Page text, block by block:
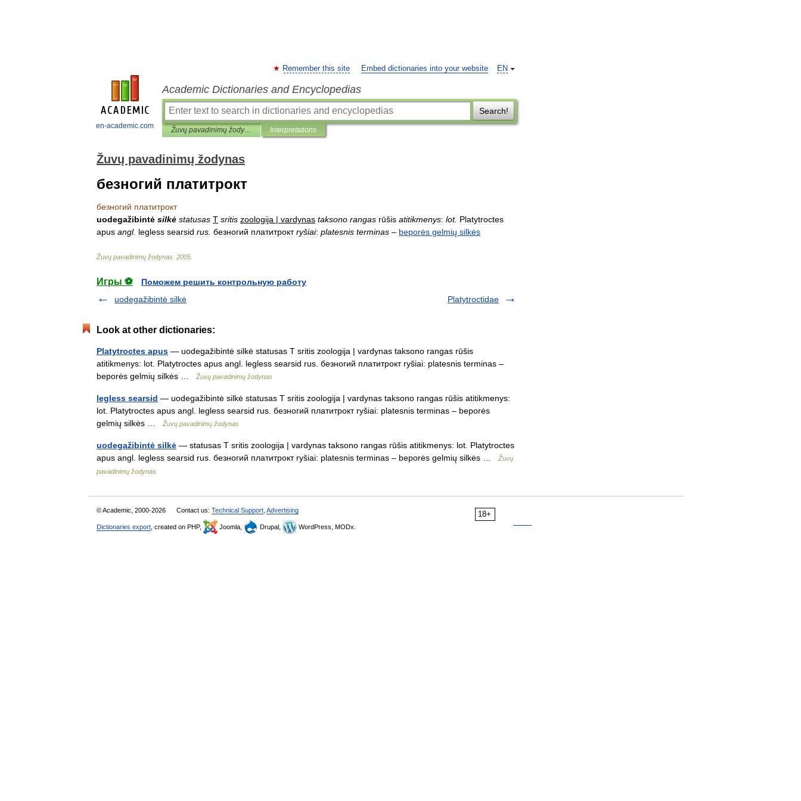
en-academic.com
EN
Remember this site Embed dictionaries into your website
Academic Dictionaries and Encyclopedias
Search!
Žuvų pavadinimų žodynas Interpretations
Žuvų pavadinimų žodynas
безногий платитрокт
безногий платитрокт
uodegažibintė silkė statusas T sritis zoologija | vardynas taksono rangas rūšis atitikmenys: lot. Platytroctes
apus angl. legless searsid rus безногий платитрокт ryšiai: platesnis terminas – beporės gelmių silkės
Žuvų pavadinimų žodynas 2005
Игры ⚽
Поможем решить контрольную работу
uodegažibintė silkė
Platytroctidae
Look at other dictionaries:
Platytroctes apus — uodegažibintė silkė statusas T sritis zoologija | vardynas taksono rangas rūšis
atitikmenys: lot. Platytroctes apus angl. legless searsid rus. безногий платитрокт ryšiai: platesnis terminas –
beporės gelmių silkės …
Žuvų pavadinimų žodynas
legless searsid — uodegažibintė silkė statusas T sritis zoologija | vardynas taksono rangas rūšis atitikmenys:
lot. Platytroctes apus angl. legless searsid rus. безногий платитрокт ryšiai: platesnis terminas – beporės
gelmių silkės …
Žuvų pavadinimų žodynas
uodegažibintė silkė — statusas T sritis zoologija | vardynas taksono rangas rūšis atitikmenys: lot. Platytroctes
apus angl. legless searsid rus. безногий платитрокт ryšiai: platesnis terminas – beporės gelmių silkės …
Žuvų
pavadinimų žodynas
18+
© Academic, 2000-2026 Contact us: Technical Support Advertising
Dictionaries export , created on PHP, Joomla, Drupal, WordPress, MODx.